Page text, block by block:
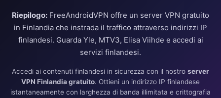
Riepilogo: FreeAndroidVPN offre un server VPN gratuito
in Finlandia che instrada il traffico attraverso indirizzi IP
finlandesi. Guarda Yle, MTV3, Elisa Viihde e accedi ai
servizi finlandesi.
Accedi ai contenuti finlandesi in sicurezza con il nostro server
VPN Finlandia gratuito. Ottieni un indirizzo IP finlandese
istantaneamente con larghezza di banda illimitata e crittografia